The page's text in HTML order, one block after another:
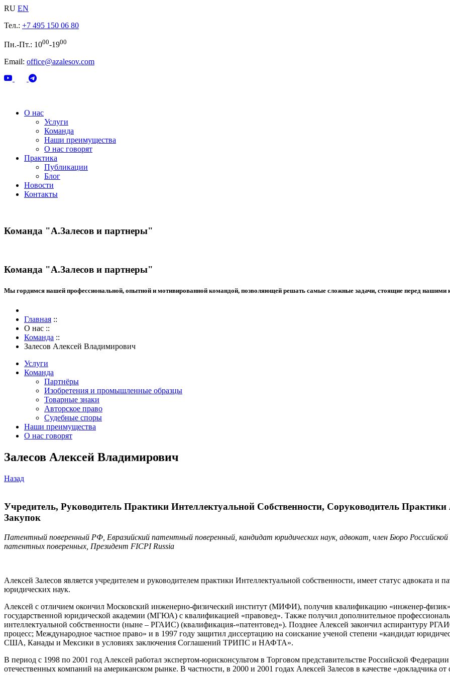
RU EN
Тел.: +7 495 150 06 80
Пн.-Пт.: 1000-1900
Email: office@azalesov.com
О нас
Услуги
Команда
Наши преимущества
О нас говорят
Практика
Публикации
Блог
Новости
Контакты
Команда "А.Залесов и партнеры"
Команда "А.Залесов и партнеры"
Мы гордимся нашей профессиональной, опытной и мотивированной командой, позволяющей решать самые сложные задачи, стоящие перед нашими
Главная ::
О нас ::
Команда ::
Залесов Алексей Владимирович
Услуги
Команда
Партнёры
Изобретения и промышленные образцы
Товарные знаки
Авторское право
Судебные споры
Наши преимущества
О нас говорят
Залесов Алексей Владимирович
Назад
Учредитель, Руководитель Практики Интеллектуальной Собственности, Соруководитель
Закупок
Патентный поверенный РФ, Евразийский патентный поверенный, кандидат юридических наук, адвокат, член Бюро
патентных поверенных, Президент FICPI Russia
Алексей Залесов является учредителем и руководителем практики Интеллектуальной собственности, имеет статус адвоката и
юридических наук.
Алексей с отличием окончил Московский инженерно-физический институт (МИФИ), получив квалификацию «инженер-
государственной юридической академии (МГЮА) с квалификацией «правовед». Также получил дополнительное
интеллектуальной собственности (ныне – РГАИС) (квалификация-«патентовед»). Позднее Алексей закончил аспирантуру
процесс; Международное частное право» и в 1997 году защитил диссертацию на соискание ученой степени «кандидат
США, Канады и Мексики в условиях заключения Соглашений ТРИПС и НАФТА».
В период с 1998 по 2001 год Алексей работал экспертом-юрисконсультом в Торговом представительстве Российской
отечественных компаний на американском рынке. В частности, в 2000 и 2001 годах Алексей Залесов в качестве «докладчика